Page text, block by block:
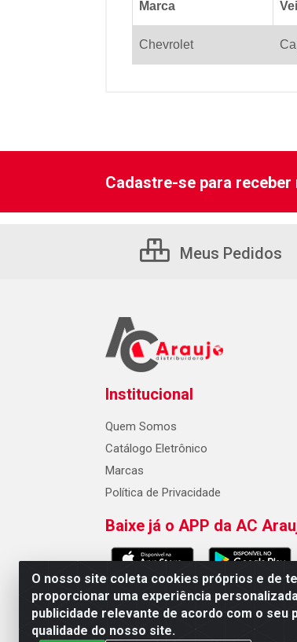
Marca
Chevrolet
O nosso site coleta cookies próprios e de
proporcionar uma experiência
publicidade relevante de acordo com o seu
qualidade do nosso site.
Cadastre-se para
Meus Pedidos
Institucional
Quem Somos
Catálogo Eletrônico
Marcas
Política de Privacidade
Baixe já o APP da AC
AC Araujo